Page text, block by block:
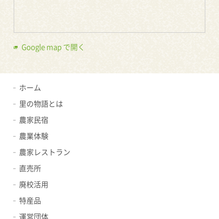
Google map で開く
ホーム
里の物語とは
農家民宿
農業体験
農家レストラン
直売所
廃校活用
特産品
運営団体